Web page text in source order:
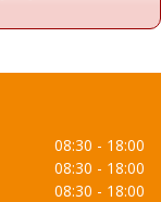
08:30 - 18:00
08:30 - 18:00
08:30 - 18:00